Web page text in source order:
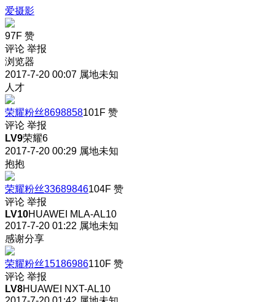
爱摄影
97F 赞
评论 举报
浏览器
2017-7-20 00:07 属地未知
人才
荣耀粉丝8698858101F 赞
评论 举报
LV9荣耀6
2017-7-20 00:29 属地未知
抱抱
荣耀粉丝33689846104F 赞
评论 举报
LV10HUAWEI MLA-AL10
2017-7-20 01:22 属地未知
感谢分享
荣耀粉丝15186986110F 赞
评论 举报
LV8HUAWEI NXT-AL10